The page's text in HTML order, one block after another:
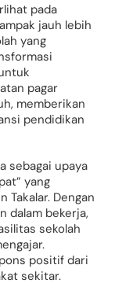
pada
jauh lebih
yang
pagar
memberikan
pendidikan
sebagai upaya
yang
Takalar. Dengan
dalam bekerja,
sekolah
positif dari
sekitar.